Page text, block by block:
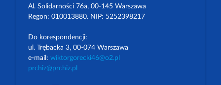
Al. Solidarności 76a, 00-145 Warszawa
Regon: 010013880. NIP: 5252398217
Do korespondencji:
ul. Trębacka 3, 00-074 Warszawa
e-mail: wiktorgorecki46@o2.pl
prchiz@prchiz.pl